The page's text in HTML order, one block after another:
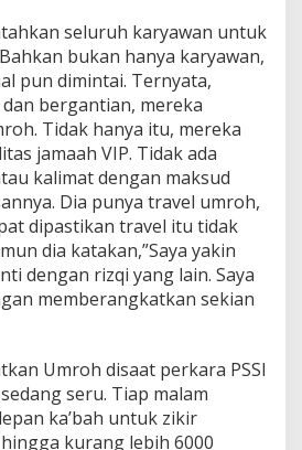
seluruh karyawan untuk
bukan hanya karyawan,
pun dimintai. Ternyata,
bergantian, mereka
Tidak hanya itu, mereka
jamaah VIP. Tidak ada
kalimat dengan maksud
Dia punya travel umroh,
dipastikan travel itu tidak
dia katakan,”Saya yakin
dengan rizqi yang lain. Saya
memberangkatkan sekian
Umroh disaat perkara PSSI
seru. Tiap malam
ka’bah untuk zikir
kurang lebih 6000